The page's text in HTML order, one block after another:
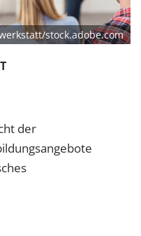
stock.adobe.com
der